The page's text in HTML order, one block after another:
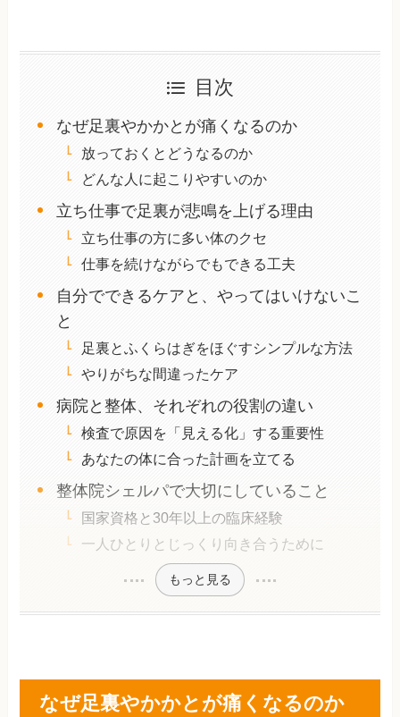
目次
なぜ足裏やかかとが痛くなるのか
放っておくとどうなるのか
どんな人に起こりやすいのか
立ち仕事で足裏が悲鳴を上げる理由
立ち仕事の方に多い体のクセ
仕事を続けながらでもできる工夫
自分でできるケアと、やってはいけないこ
と
足裏とふくらはぎをほぐすシンプルな方法
やりがちな間違ったケア
病院と整体、それぞれの役割の違い
検査で原因を「見える化」する重要性
あなたの体に合った計画を立てる
整体院シェルパで大切にしていること
国家資格と30年以上の臨床経験
一人ひとりとじっくり向き合うために
もっと見る
なぜ足裏やかかとが痛くなるのか